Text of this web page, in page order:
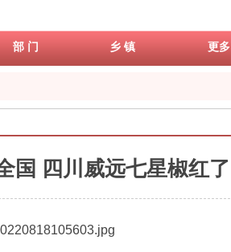
部 门 乡 镇 更多
国 四川威远七星椒红了